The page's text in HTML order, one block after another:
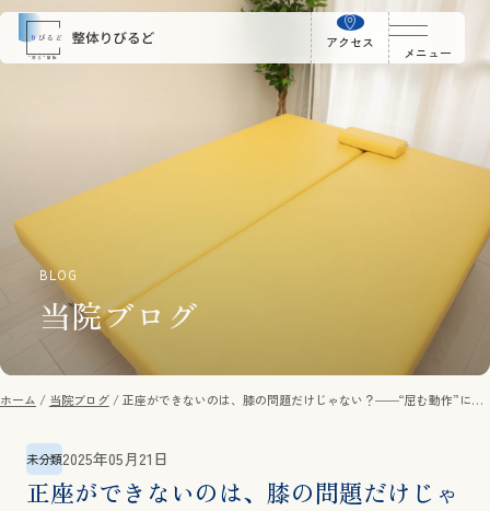
アクセス
メニュー
BLOG
当院ブログ
ホーム 当院ブログ 正座ができないのは、膝の問題だけじゃない？――“屈む動作”に必
要な身体の連動性とは
未分類2025年05月21日
正座ができないのは、膝の問題だけじゃ